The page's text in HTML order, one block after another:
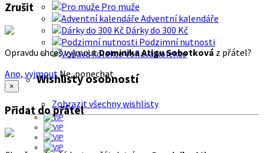
Pro muže
Adventní kalendáře
Dárky do 300 Kč
Podzimní nutnosti
Voňavá kolekce
Wishlisty osobností
Zobrazit všechny wishlisty
Zrušit
Opravdu chceš vyjmoutDominika Atigu Sobotková z přátel?
Ano, vyjmout Ne, ponechat
×
Přidat do přátel